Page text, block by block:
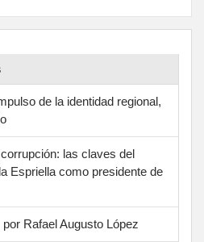
de la identidad regional,
las claves del
Espriella como presidente de
Rafael Augusto López